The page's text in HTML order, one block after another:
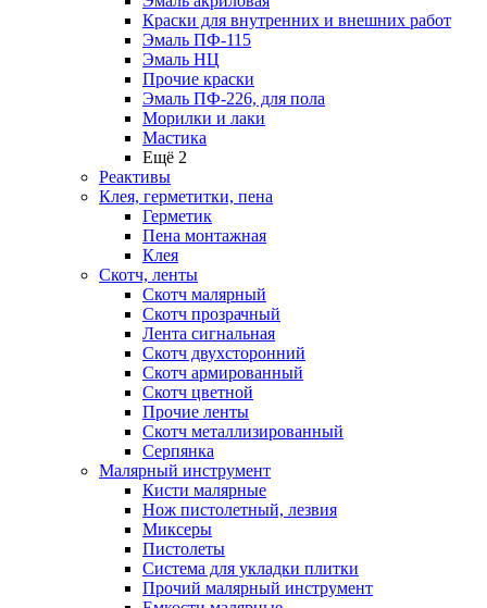
Краски для внутренних и внешних работ
Эмаль ПФ-115
Эмаль НЦ
Прочие краски
Эмаль ПФ-226, для пола
Морилки и лаки
Мастика
Ещё 2
Реактивы
Клея, герметитки, пена
Герметик
Пена монтажная
Клея
Скотч, ленты
Скотч малярный
Скотч прозрачный
Лента сигнальная
Скотч двухсторонний
Скотч армированный
Скотч цветной
Прочие ленты
Скотч металлизированный
Серпянка
Малярный инструмент
Кисти малярные
Нож пистолетный, лезвия
Миксеры
Пистолеты
Система для укладки плитки
Прочий малярный инструмент